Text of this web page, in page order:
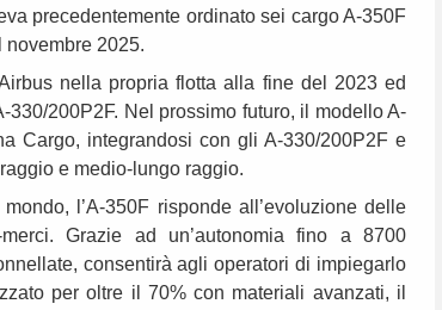
precedentemente ordinato sei cargo A-350F
novembre 2025.
nella propria flotta alla fine del 2023 ed
200P2F. Nel prossimo futuro, il modello A-
Cargo, integrandosi con gli A-330/200P2F e
e medio-lungo raggio.
l’A-350F risponde all’evoluzione delle
Grazie ad un’autonomia fino a 8700
consentirà agli operatori di impiegarlo
per oltre il 70% con materiali avanzati, il